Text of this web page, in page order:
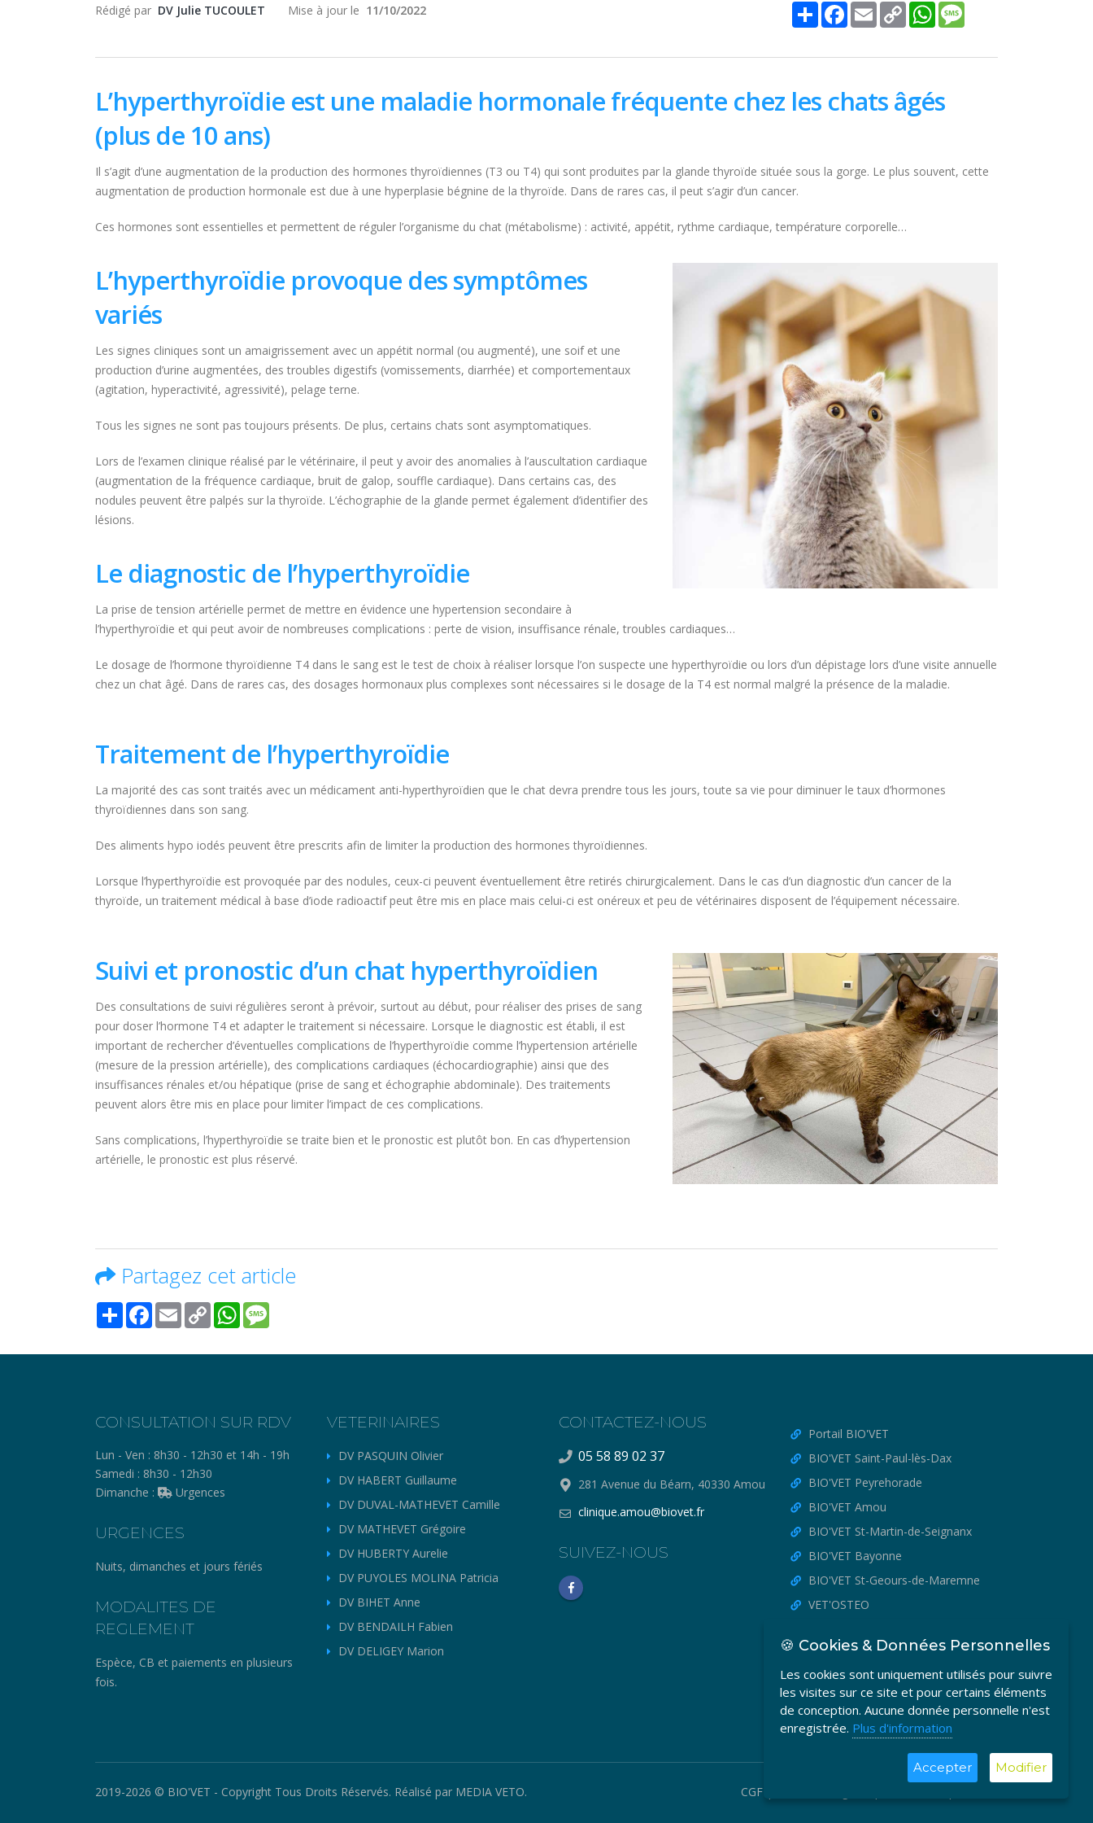
Rédigé par DV Julie TUCOULET Mise à jour le 11/10/2022 Share Facebook
Email Copy
Link
WhatsApp
L’hyperthyroïdie est une maladie hormonale fréquente chez les chats âgés
(plus de 10 ans)
Il s’agit d’une augmentation de la production des hormones thyroïdiennes (T3 ou T4) qui sont produites par la glande thyroïde située sous la gorge. Le plus souvent, cette
augmentation de production hormonale est due à une hyperplasie bégnine de la thyroïde. Dans de rares cas, il peut s’agir d’un cancer.
Ces hormones sont essentielles et permettent de réguler l’organisme du chat (métabolisme) : activité, appétit, rythme cardiaque, température corporelle…
L’hyperthyroïdie provoque des symptômes
variés
Les signes cliniques sont un amaigrissement avec un appétit normal (ou augmenté), une soif et une
production d’urine augmentées, des troubles digestifs (vomissements, diarrhée) et comportementaux
(agitation, hyperactivité, agressivité), pelage terne.
Tous les signes ne sont pas toujours présents. De plus, certains chats sont asymptomatiques.
Lors de l’examen clinique réalisé par le vétérinaire, il peut y avoir des anomalies à l’auscultation cardiaque
(augmentation de la fréquence cardiaque, bruit de galop, souffle cardiaque). Dans certains cas, des
nodules peuvent être palpés sur la thyroïde. L’échographie de la glande permet également d’identifier des
lésions.
Le diagnostic de l’hyperthyroïdie
La prise de tension artérielle permet de mettre en évidence une hypertension secondaire à
l’hyperthyroïdie et qui peut avoir de nombreuses complications : perte de vision, insuffisance rénale, troubles cardiaques…
Le dosage de l’hormone thyroïdienne T4 dans le sang est le test de choix à réaliser lorsque l’on suspecte une hyperthyroïdie ou lors d’un dépistage lors d’une visite annuelle
chez un chat âgé. Dans de rares cas, des dosages hormonaux plus complexes sont nécessaires si le dosage de la T4 est normal malgré la présence de la maladie.
Traitement de l’hyperthyroïdie
La majorité des cas sont traités avec un médicament anti-hyperthyroïdien que le chat devra prendre tous les jours, toute sa vie pour diminuer le taux d’hormones
thyroïdiennes dans son sang.
Des aliments hypo iodés peuvent être prescrits afin de limiter la production des hormones thyroïdiennes.
Lorsque l’hyperthyroïdie est provoquée par des nodules, ceux-ci peuvent éventuellement être retirés chirurgicalement. Dans le cas d’un diagnostic d’un cancer de la
thyroïde, un traitement médical à base d’iode radioactif peut être mis en place mais celui-ci est onéreux et peu de vétérinaires disposent de l’équipement nécessaire.
Suivi et pronostic d’un chat hyperthyroïdien
Des consultations de suivi régulières seront à prévoir, surtout au début, pour réaliser des prises de sang
pour doser l’hormone T4 et adapter le traitement si nécessaire. Lorsque le diagnostic est établi, il est
important de rechercher d’éventuelles complications de l’hyperthyroïdie comme l’hypertension artérielle
(mesure de la pression artérielle), des complications cardiaques (échocardiographie) ainsi que des
insuffisances rénales et/ou hépatique (prise de sang et échographie abdominale). Des traitements
peuvent alors être mis en place pour limiter l’impact de ces complications.
Sans complications, l’hyperthyroïdie se traite bien et le pronostic est plutôt bon. En cas d’hypertension
artérielle, le pronostic est plus réservé.
Partagez cet article
Share Facebook
Email Copy
Link
WhatsApp
CONSULTATION SUR RDV
Lun - Ven : 8h30 - 12h30 et 14h - 19h
Samedi : 8h30 - 12h30
Dimanche :
Urgences
URGENCES
Nuits, dimanches et jours fériés
MODALITES DE
REGLEMENT
Espèce, CB et paiements en plusieurs
fois.
VETERINAIRES
DV PASQUIN Olivier
DV HABERT Guillaume
DV DUVAL-MATHEVET Camille
DV MATHEVET Grégoire
DV HUBERTY Aurelie
DV PUYOLES MOLINA Patricia
DV BIHET Anne
DV BENDAILH Fabien
DV DELIGEY Marion
CONTACTEZ-NOUS
05 58 89 02 37
281 Avenue du Béarn, 40330 Amou
clinique.amou@biovet.fr
SUIVEZ-NOUS
Portail BIO'VET
BIO'VET Saint-Paul-lès-Dax
BIO'VET Peyrehorade
BIO'VET Amou
BIO'VET St-Martin-de-Seignanx
BIO'VET Bayonne
BIO'VET St-Geours-de-Maremne
VET'OSTEO
2019-2026 © BIO'VET - Copyright Tous Droits Réservés. Réalisé par MEDIA VETO. CGF
🍪 Cookies & Données Personnelles
Les cookies sont uniquement utilisés pour suivre
les visites sur ce site et pour certains éléments
de conception. Aucune donnée personnelle n'est
enregistrée. Plus d'information
Accepter Modifier